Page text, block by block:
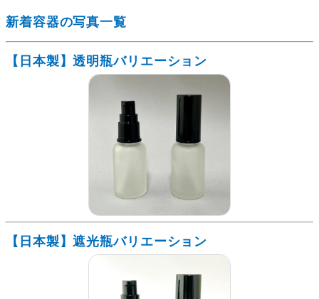
新着容器の写真一覧
【日本製】透明瓶バリエーション
【日本製】遮光瓶バリエーション